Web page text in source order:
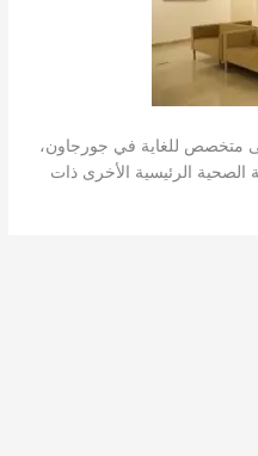
متخصص للغاية في جورجاون،
الصحية الرئيسية الأخرى ذات